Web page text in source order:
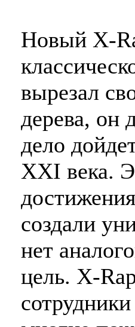
Новый X-
вырезал
дерева, он
дело
XXI века.
создали
нет
цель. X-